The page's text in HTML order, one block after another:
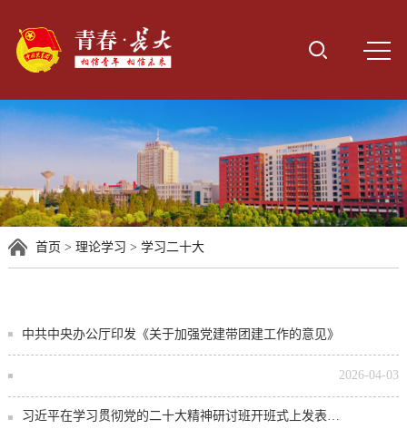
首页 > 理论学习 > 学习二十大
中共中央办公厅印发《关于加强党建带团建工作的意见》
2026-04-03
习近平在学习贯彻党的二十大精神研讨班开班式上发表重要讲话强调 正确理解和大力推进中